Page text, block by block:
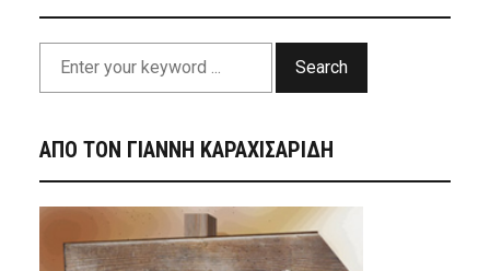
Search
ΑΠΟ ΤΟΝ ΓΙΑΝΝΗ ΚΑΡΑΧΙΣΑΡΙΔΗ